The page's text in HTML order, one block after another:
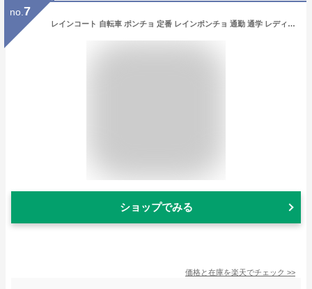
no. 7
レインコート 自転車 ポンチョ 定番 レインポンチョ 通勤 通学 レディース ママ 自転車用レインポンチョ フード 透明つば おしゃれ かっぱ 合羽 かわいい CHALLY PON PON チャリーポンポン 雨具 アウトドア フェス レインウェア CHALLY PON PON2 チャリーポンポン2
ショップでみる
価格と在庫を楽天でチェック >>